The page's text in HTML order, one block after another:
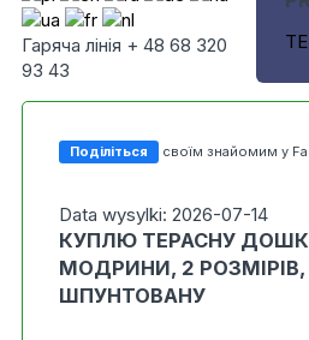
Гаряча лінія + 48 68 320
93 43
Поділіться своїм знайомим у
Data wysylki: 2026-07-14
КУПЛЮ ТЕРАСНУ
МОДРИНИ, 2 РОЗМІРІВ,
ШПУНТОВАНУ